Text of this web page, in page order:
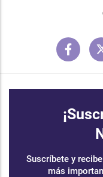
Suscríbete y
más